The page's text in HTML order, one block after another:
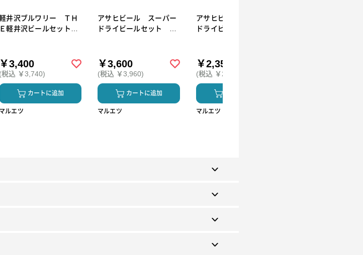
井沢ブルワリー ＴＨ
Ｅ軽井沢ビールセット
￥3,400
(税込 ￥3,740)
カートに追加
マルエツ
アサヒビール スーパー
ドライビールセット Ａ
￥3,600
(税込 ￥3,960)
カートに追加
マルエツ
アサヒビール スーパー
ドライビールセット Ａ
￥2,350
(税込 ￥2,585)
マルエツ